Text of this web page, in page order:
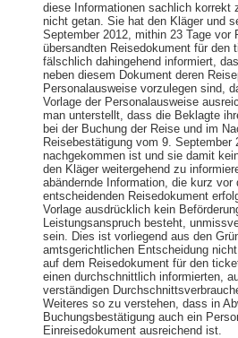
diese Informationen sachlich korrekt
nicht getan. Sie hat den Kläger und
September 2012, mithin 23 Tage vor
übersandten Reisedokument für den
fälschlich dahingehend informiert,
neben diesem Dokument deren
Personalausweise vorzulegen sind,
Vorlage der Personalausweise
man unterstellt, dass die Beklagte
bei der Buchung der Reise und im
Reisebestätigung vom 9. September
nachgekommen ist und sie damit
den Kläger weitergehend zu
abändernde Information, die kurz vor
entscheidenden Reisedokument
Vorlage ausdrücklich kein
Leistungsanspruch besteht,
sein. Dies ist vorliegend aus den
amtsgerichtlichen Entscheidung
auf dem Reisedokument für den
einen durchschnittlich informierten,
verständigen
Weiteres so zu verstehen, dass in
Buchungsbestätigung auch ein
Einreisedokument ausreichend ist.